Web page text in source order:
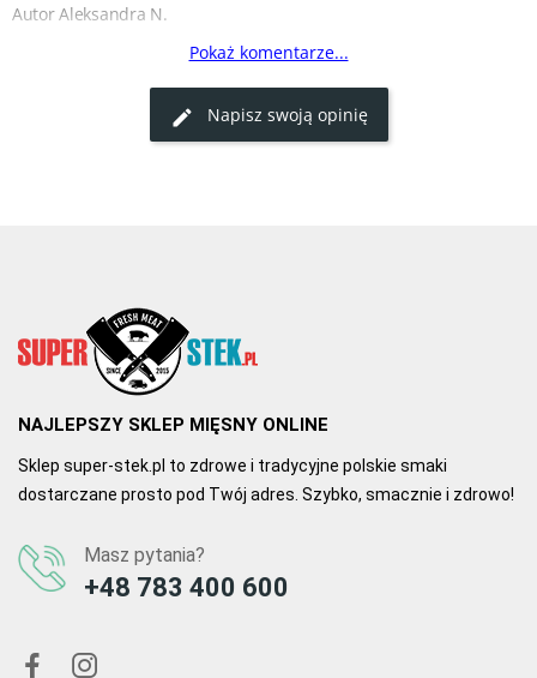
Autor Aleksandra N.
Kiełbaska bardzo pyszna, naturalny smak jak za dawnych lat,
Pokaż komentarze...
Napisz swoją opinię
NAJLEPSZY SKLEP MIĘSNY ONLINE
Sklep super-stek.pl to zdrowe i tradycyjne polskie smaki
dostarczane prosto pod Twój adres. Szybko, smacznie i zdrowo!
Masz pytania?
+48 783 400 600